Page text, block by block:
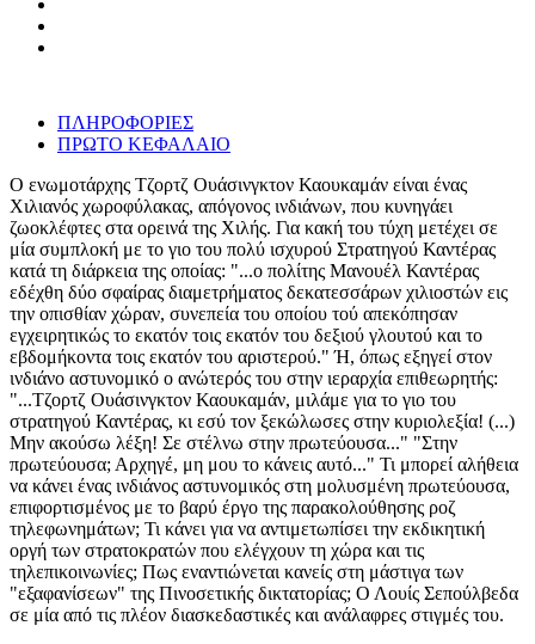
ΠΛΗΡΟΦΟΡΙΕΣ
ΠΡΩΤΟ ΚΕΦΑΛΑΙΟ
Ο ενωμοτάρχης Τζορτζ Ουάσινγκτον Καουκαμάν είναι ένας
Χιλιανός χωροφύλακας, απόγονος ινδιάνων, που κυνηγάει
ζωοκλέφτες στα ορεινά της Χιλής. Για κακή του τύχη μετέχει σε
μία συμπλοκή με το γιο του πολύ ισχυρού Στρατηγού Καντέρας
κατά τη διάρκεια της οποίας: "...ο πολίτης Μανουέλ Καντέρας
εδέχθη δύο σφαίρας διαμετρήματος δεκατεσσάρων χιλιοστών εις
την οπισθίαν χώραν, συνεπεία του οποίου τού απεκόπησαν
εγχειρητικώς το εκατόν τοις εκατόν του δεξιού γλουτού και το
εβδομήκοντα τοις εκατόν του αριστερού." Ή, όπως εξηγεί στον
ινδιάνο αστυνομικό ο ανώτερός του στην ιεραρχία επιθεωρητής:
"...Τζορτζ Ουάσινγκτον Καουκαμάν, μιλάμε για το γιο του
στρατηγού Καντέρας, κι εσύ τον ξεκώλωσες στην κυριολεξία! (...)
Μην ακούσω λέξη! Σε στέλνω στην πρωτεύουσα..." "Στην
πρωτεύουσα; Αρχηγέ, μη μου το κάνεις αυτό..." Τι μπορεί αλήθεια
να κάνει ένας ινδιάνος αστυνομικός στη μολυσμένη πρωτεύουσα,
επιφορτισμένος με το βαρύ έργο της παρακολούθησης ροζ
τηλεφωνημάτων; Τι κάνει για να αντιμετωπίσει την εκδικητική
οργή των στρατοκρατών που ελέγχουν τη χώρα και τις
τηλεπικοινωνίες; Πως εναντιώνεται κανείς στη μάστιγα των
"εξαφανίσεων" της Πινοσετικής δικτατορίας; Ο Λουίς Σεπούλβεδα
σε μία από τις πλέον διασκεδαστικές και ανάλαφρες στιγμές του.